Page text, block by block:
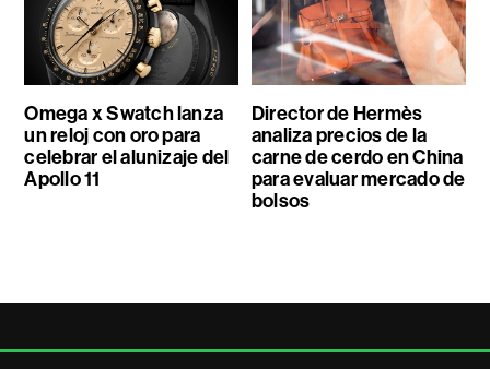
Omega x Swatch lanza
un reloj con oro para
celebrar el alunizaje del
Apollo 11
Director de Hermès
analiza precios de la
carne de cerdo en China
para evaluar mercado de
bolsos